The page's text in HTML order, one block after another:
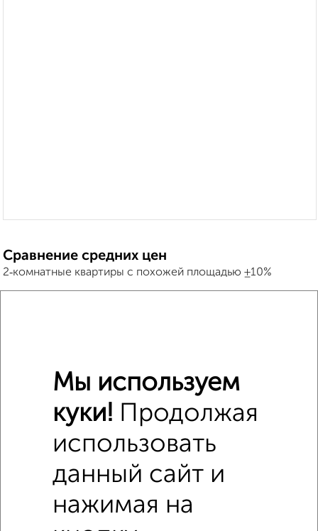
Сравнение средних цен
2‑комнатные квартиры с похожей площадью ±10%
7 880 000
Средняя цена район
Это предложение
Похожие предложения рядом
2‑комнатные квартиры недалеко от ЖК Поколение
Мы используем
куки! Продолжая
использовать
данный сайт и
нажимая на